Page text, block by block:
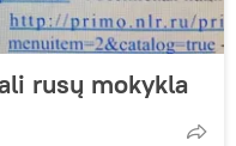
rusų mokykla